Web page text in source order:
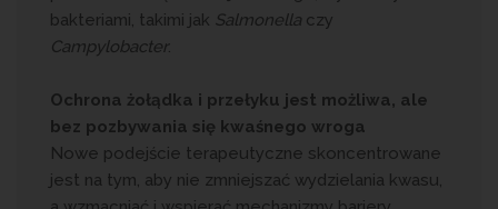
bakteriami, takimi jak Salmonella czy
Campylobacter.
Ochrona żołądka i przełyku jest możliwa, ale
bez pozbywania się kwaśnego wroga
Nowe podejście terapeutyczne skoncentrowane
jest na tym, aby nie zmniejszać wydzielania kwasu,